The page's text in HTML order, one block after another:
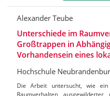
Alexander Teube
Unterschiede im
Großtrappen in
Vorhandensein eines
Hochschule
Die Arbeit untersucht, wie ein
Raumverhalten